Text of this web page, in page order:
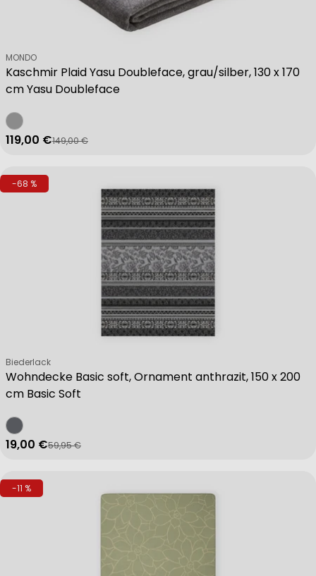
Kaschmir Plaid Yasu Doubleface, grau/silber, 130 x 170
cm Yasu Doubleface
Verkäufer:
MONDO
Verkaufspreis
119,00 €
Regulärer Preis
149,00 €
-68 %
Wohndecke Basic soft, Ornament anthrazit, 150 x 200
cm Basic Soft
Verkäufer:
Biederlack
Verkaufspreis
19,00 €
Regulärer Preis
59,95 €
-11 %